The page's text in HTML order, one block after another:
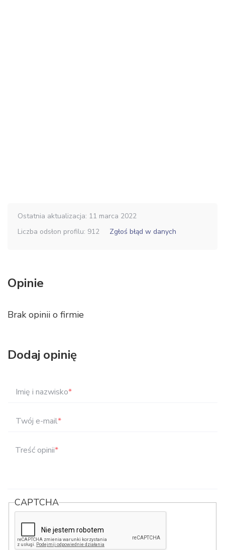
Ostatnia aktualizacja: 11 marca 2022
Liczba odsłon profilu: 912
Zgłoś błąd w danych
Opinie
Brak opinii o firmie
Dodaj opinię
Imię i nazwisko*
Twój e-mail*
Treść opinii*
CAPTCHA